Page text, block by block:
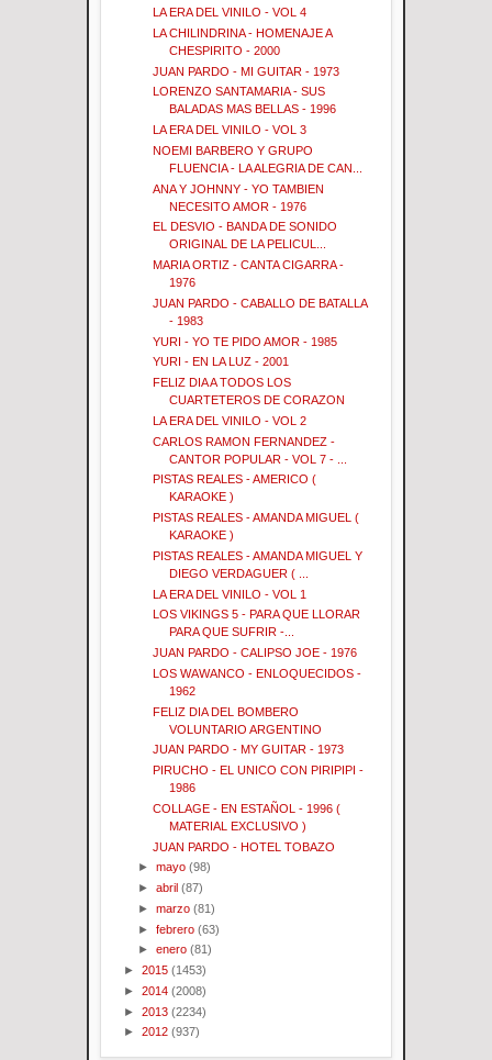
LA ERA DEL VINILO - VOL 4
LA CHILINDRINA - HOMENAJE A
CHESPIRITO - 2000
JUAN PARDO - MI GUITAR - 1973
LORENZO SANTAMARIA - SUS
BALADAS MAS BELLAS - 1996
LA ERA DEL VINILO - VOL 3
NOEMI BARBERO Y GRUPO
FLUENCIA - LA ALEGRIA DE CAN...
ANA Y JOHNNY - YO TAMBIEN
NECESITO AMOR - 1976
EL DESVIO - BANDA DE SONIDO
ORIGINAL DE LA PELICUL...
MARIA ORTIZ - CANTA CIGARRA -
1976
JUAN PARDO - CABALLO DE BATALLA
- 1983
YURI - YO TE PIDO AMOR - 1985
YURI - EN LA LUZ - 2001
FELIZ DIA A TODOS LOS
CUARTETEROS DE CORAZON
LA ERA DEL VINILO - VOL 2
CARLOS RAMON FERNANDEZ -
CANTOR POPULAR - VOL 7 - ...
PISTAS REALES - AMERICO (
KARAOKE )
PISTAS REALES - AMANDA MIGUEL (
KARAOKE )
PISTAS REALES - AMANDA MIGUEL Y
DIEGO VERDAGUER ( ...
LA ERA DEL VINILO - VOL 1
LOS VIKINGS 5 - PARA QUE LLORAR
PARA QUE SUFRIR -...
JUAN PARDO - CALIPSO JOE - 1976
LOS WAWANCO - ENLOQUECIDOS -
1962
FELIZ DIA DEL BOMBERO
VOLUNTARIO ARGENTINO
JUAN PARDO - MY GUITAR - 1973
PIRUCHO - EL UNICO CON PIRIPIPI -
1986
COLLAGE - EN ESTAÑOL - 1996 (
MATERIAL EXCLUSIVO )
JUAN PARDO - HOTEL TOBAZO
►mayo (98)
►abril (87)
►marzo (81)
►febrero (63)
►enero (81)
► 2015 (1453)
► 2014 (2008)
► 2013 (2234)
► 2012 (937)